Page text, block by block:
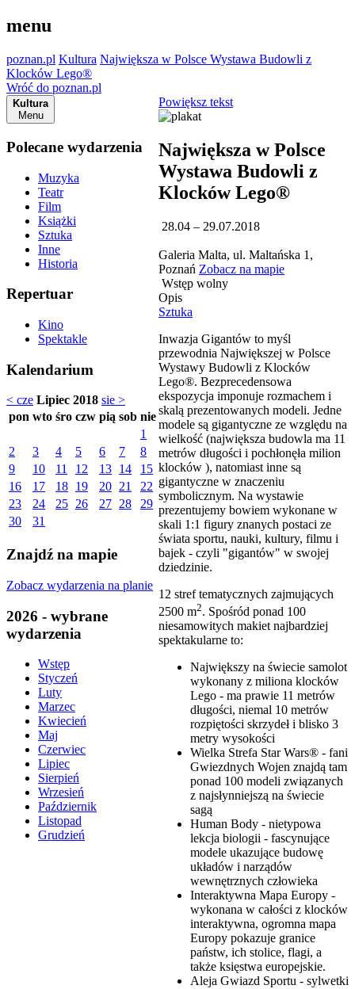
menu
poznan.pl Kultura Największa w Polsce Wystawa Budowli z
Klocków Lego®
Wróć do poznan.pl
Kultura
Menu
Polecane wydarzenia
Muzyka
Teatr
Film
Książki
Sztuka
Inne
Historia
Repertuar
Kino
Spektakle
Kalendarium
< cze Lipiec 2018 sie >
pon wto śro czw pią sob nie
1
2
3 4 5 6 7
8
9
10 11 12 13 14
15
16
17 18 19 20 21
22
23
24 25 26 27 28
29
30
31
Znajdź na mapie
Zobacz wydarzenia na planie
2026 - wybrane
wydarzenia
Wstęp
Styczeń
Luty
Marzec
Kwiecień
Maj
Czerwiec
Lipiec
Sierpień
Wrzesień
Październik
Listopad
Grudzień
Powiększ tekst
Największa w Polsce
Wystawa Budowli z
Klocków Lego®
28.04 – 29.07.2018
Galeria Malta, ul. Maltańska 1,
Poznań Zobacz na mapie
Wstęp wolny
Opis
Sztuka
Inwazja Gigantów to myśl
przewodnia Największej w Polsce
Wystawy Budowli z Klocków
Lego®. Bezprecedensowa
ekspozycja imponuje rozmachem i
skalą prezentowanych modeli. Jedne
modele są gigantyczne ze względu na
wielkość (największa budowla ma 11
metrów długości i pochłonęła milion
klocków ), natomiast inne są
gigantyczne w znaczeniu
symbolicznym. Na wystawie
prezentujemy bowiem wykonane w
skali 1:1 figury znanych postaci ze
świata sportu, nauki, kultury, filmu i
bajek - czyli "gigantów" w swojej
dziedzinie.
12 stref tematycznych zajmujących
2500 m2­­­. Spośród ponad 100
niesamowitych makiet najbardziej
spektakularne to:
Największy na świecie samolot
wykonany z miliona klocków
Lego - ma prawie 11 metrów
długości, niemal 10 metrów
rozpiętości skrzydeł i blisko 3
metry wysokości
Wielka Strefa Star Wars® - fani
Gwiezdnych Wojen znajdą tam
ponad 100 modeli związanych
z najsłynniejszą na świecie
sagą
Human Body - nietypowa
lekcja biologii - fascynujące
modele ukazujące budowę
układów i narządów
wewnętrznych człowieka
Interaktywna Mapa Europy -
wykonana w całości z klocków
interaktywna, ogromna mapa
Europy pokazuje granice
państw, ich stolice, flagi, a
także księstwa europejskie.
Aleja Gwiazd Sportu - sylwetki